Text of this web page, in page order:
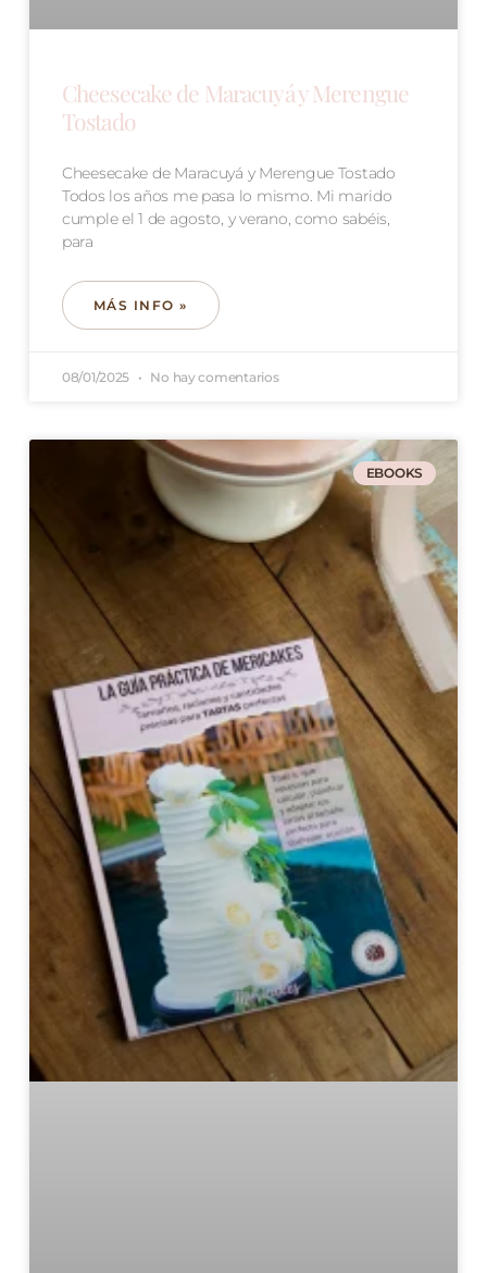
Cheesecake de Maracuyá y Merengue
Tostado
Cheesecake de Maracuyá y Merengue Tostado
Todos los años me pasa lo mismo. Mi marido
cumple el 1 de agosto, y verano, como sabéis,
para
MÁS INFO »
08/01/2025 No hay comentarios
EBOOKS